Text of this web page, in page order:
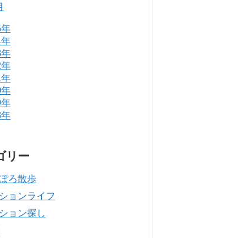
リー
ろ散歩
ョンライフ
ョン探し